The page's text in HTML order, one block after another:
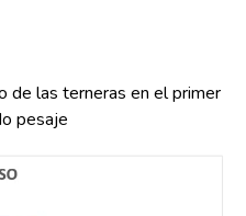
de las terneras en el primer
pesaje